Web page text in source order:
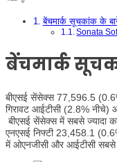
बेंचमार्क सूचकांक के
Sonata
बेंचमार्क
बीएसई सेंसेक्स 77,596.5
गिरावट आईटीसी (2.8%
बीएसई सेंसेक्स में सबसे ज्यादा
एनएसई निफ्टी 23,458.1
में ओएनजीसी और आईटीसी सबसे